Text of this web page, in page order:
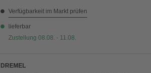
Verfügbarkeit im Markt prüfen
lieferbar
Zustellung 08.08. - 11.08.
DREMEL